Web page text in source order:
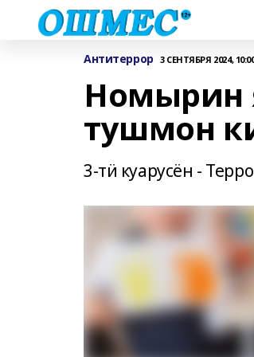
Антитеррор 3 СЕНТЯБРЯ 2024,
Номырин
тушмон
3-тӥ куарусён -